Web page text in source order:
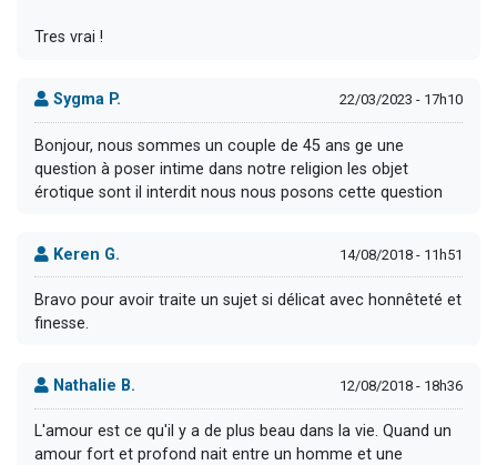
Tres vrai !
Sygma P. 22/03/2023 - 17h10
Bonjour, nous sommes un couple de 45 ans ge une
question à poser intime dans notre religion les objet
érotique sont il interdit nous nous posons cette question
Keren G. 14/08/2018 - 11h51
Bravo pour avoir traite un sujet si délicat avec honnêteté et
finesse.
Nathalie B. 12/08/2018 - 18h36
L'amour est ce qu'il y a de plus beau dans la vie. Quand un
amour fort et profond nait entre un homme et une